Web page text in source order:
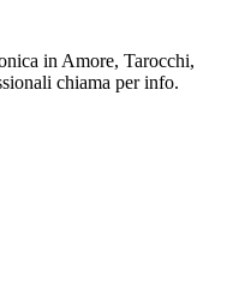
in Amore, Tarocchi,
chiama per info.